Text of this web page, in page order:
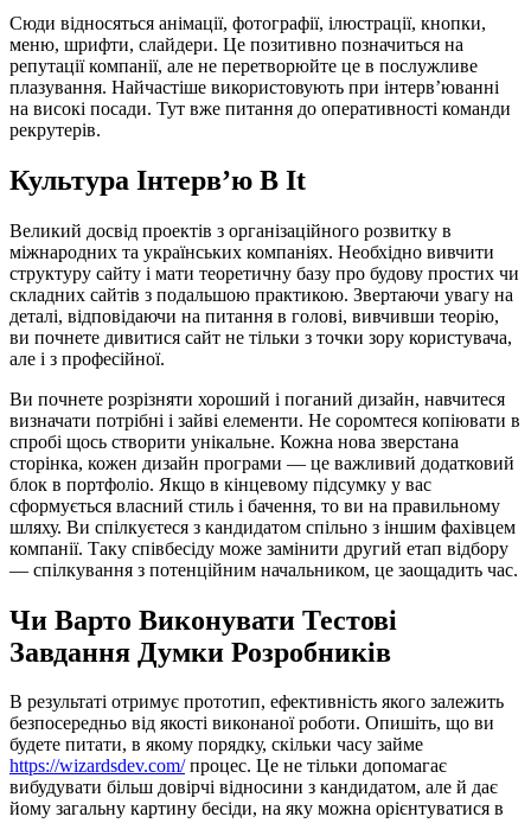
Сюди відносяться анімації, фотографії, ілюстрації, кнопки,
меню, шрифти, слайдери. Це позитивно позначиться на
репутації компанії, але не перетворюйте це в послужливе
плазування. Найчастіше використовують при інтерв’юванні
на високі посади. Тут вже питання до оперативності команди
рекрутерів.
Культура Інтерв’ю В It
Великий досвід проектів з організаційного розвитку в
міжнародних та українських компаніях. Необхідно вивчити
структуру сайту і мати теоретичну базу про будову простих чи
складних сайтів з подальшою практикою. Звертаючи увагу на
деталі, відповідаючи на питання в голові, вивчивши теорію,
ви почнете дивитися сайт не тільки з точки зору користувача,
але і з професійної.
Ви почнете розрізняти хороший і поганий дизайн, навчитеся
визначати потрібні і зайві елементи. Не соромтеся копіювати в
спробі щось створити унікальне. Кожна нова зверстана
сторінка, кожен дизайн програми — це важливий додатковий
блок в портфоліо. Якщо в кінцевому підсумку у вас
сформується власний стиль і бачення, то ви на правильному
шляху. Ви спілкуєтеся з кандидатом спільно з іншим фахівцем
компанії. Таку співбесіду може замінити другий етап відбору
— спілкування з потенційним начальником, це заощадить час.
Чи Варто Виконувати Тестові
Завдання Думки Розробників
В результаті отримує прототип, ефективність якого залежить
безпосередньо від якості виконаної роботи. Опишіть, що ви
будете питати, в якому порядку, скільки часу займе
https://wizardsdev.com/процес. Це не тільки допомагає
вибудувати більш довірчі відносини з кандидатом, але й дає
йому загальну картину бесіди, на яку можна орієнтуватися в